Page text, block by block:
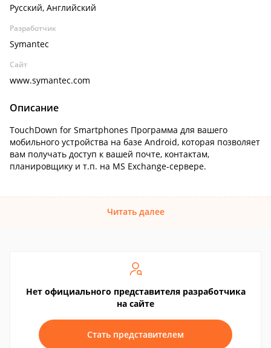
Русский, Английский
Разработчик
Symantec
Сайт
www.symantec.com
Описание
TouchDown for Smartphones Программа для вашего
мобильного устройства на базе Android, которая позволяет
вам получать доступ к вашей почте, контактам,
планировщику и т.п. на MS Exchange-сервере.
Читать далее
Нет официального представителя разработчика
на сайте
Стать представителем